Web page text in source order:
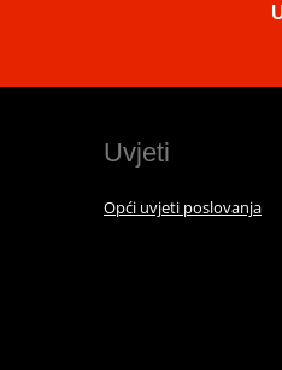
Uvjeti
Opći uvjeti poslovanja